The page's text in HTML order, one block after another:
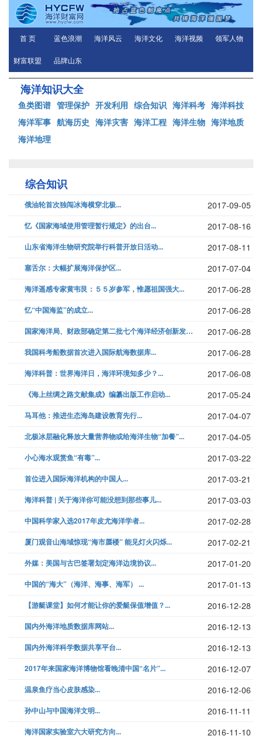
首 页 蓝色浪潮 海洋风云 海洋文化 海洋视频 领军人物
财富联盟 品牌山东
海洋知识大全
鱼类图谱 管理保护 开发利用 综合知识 海洋科考 海洋科技
海洋军事 航海历史 海洋灾害 海洋工程 海洋生物 海洋地质
海洋地理
综合知识
俄油轮首次独闯冰海横穿北极... 2017-09-05
忆《国家海域使用管理暂行规定》的出台... 2017-08-16
山东省海洋生物研究院举行科普开放日活动... 2017-08-11
塞舌尔：大幅扩展海洋保护区... 2017-07-04
海洋遥感专家黄韦艮：５５岁参军，惟愿祖国强大... 2017-06-28
忆“中国海监”的成立... 2017-06-28
国家海洋局、财政部确定第二批七个海洋经济创新发展示范城市... 2017-06-28
我国科考船数据首次进入国际航海数据库... 2017-06-28
海洋科普：世界海洋日，海洋环境知多少？... 2017-06-08
《海上丝绸之路文献集成》编纂出版工作启动... 2017-05-24
马耳他：推进生态海岛建设教育先行... 2017-04-07
北极冰层融化释放大量营养物或给海洋生物“加餐”... 2017-04-05
小心海水观赏鱼“有毒”... 2017-03-22
首位进入国际海洋机构的中国人... 2017-03-21
海洋科普 | 关于海洋你可能没想到那些事儿... 2017-03-03
中国科学家入选2017年皮尤海洋学者... 2017-02-28
厦门观音山海域惊现“海市蜃楼” 能见灯火闪烁... 2017-02-21
外媒：美国与古巴签署划定海洋边境协议... 2017-01-20
中国的“海大”（海洋、海事、海军） ... 2017-01-13
【游艇课堂】如何才能让你的爱艇保值增值？... 2016-12-28
国内外海洋地质数据库网站... 2016-12-13
国内外海洋科学数据共享平台... 2016-12-13
2017年来国家海洋博物馆看晚清中国“名片”... 2016-12-07
温泉鱼疗当心皮肤感染... 2016-12-06
孙中山与中国海洋文明... 2016-11-11
海洋国家实验室六大研究方向... 2016-11-10